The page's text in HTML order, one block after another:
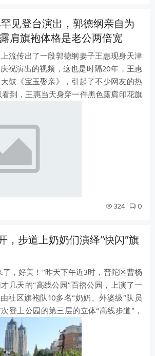
见登台演出，郭德纲亲自为
肩旗袍体格是老公两倍宽
流传出了一段郭德纲妻子王惠现身天津
祝演出的视频，这也是时隔20年，王惠
鼓《宝玉娶亲》，引起了不少网友的热
到，王惠当天身穿一件黑色露肩印花旗
324 0
，步道上奶奶们演绎“快闪”旗
了，好美！”昨天下午近3时，普陀区曹杨
几天的“高线公园”百禧公园，上演了一
社区旗袍队10多名“奶奶、外婆级”队员
登上公园的第三层的立体“高线步道”，
旗